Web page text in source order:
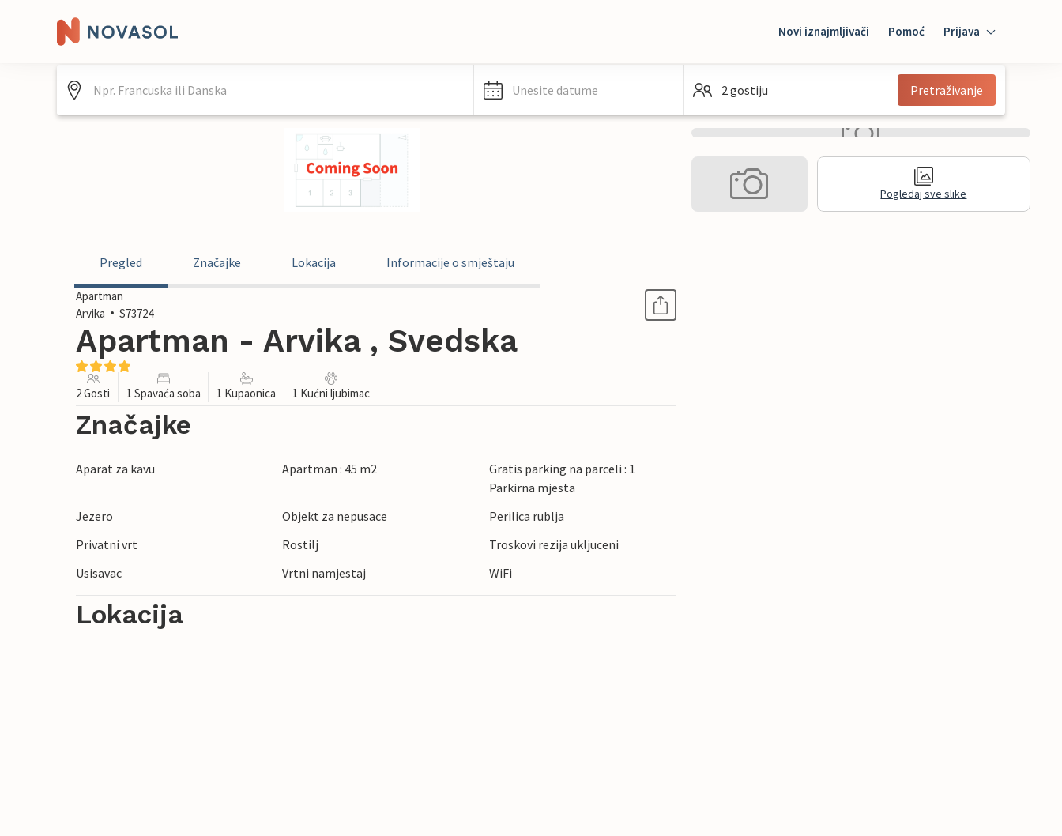
Novi iznajmljivači Pomoć Prijava
Mybooking
Unesite datume 2 gostiju Pretraživanje
Pogledaj sve slike
Pregled Značajke Lokacija Informacije o smještaju
Apartman
Arvika
S73724
Apartman - Arvika , Svedska
2 Gosti 1 Spavaća soba 1 Kupaonica 1 Kućni ljubimac
Značajke
Aparat za kavu Apartman : 45 m2
Gratis parking na parceli : 1
Parkirna mjesta
Jezero
Objekt za nepusace
Perilica rublja
Privatni vrt
Rostilj
Troskovi rezija ukljuceni
Usisavac
Vrtni namjestaj WiFi
Lokacija